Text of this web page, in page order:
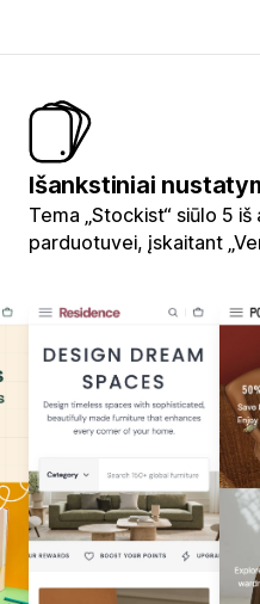
Išankstiniai
Tema „Stockist“ siūlo 5
parduotuvei, įskaitant